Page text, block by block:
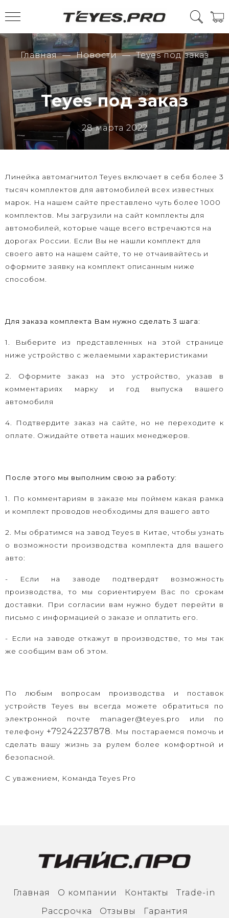
Главная Новости Teyes под заказ
Teyes под заказ
28 марта 2022
Линейка автомагнитол Teyes включает в себя более 3
тысяч комплектов для автомобилей всех известных
марок. На нашем сайте преставлено чуть более 1000
комплектов. Мы загрузили на сайт комплекты для
автомобилей, которые чаще всего встречаются на
дорогах России. Если Вы не нашли комплект для
своего авто на нашем сайте, то не отчаивайтесь и
оформите заявку на комплект описанным ниже
способом.
Для заказа комплекта Вам нужно сделать 3 шага:
1. Выберите из представленных на этой странице
ниже устройство с желаемыми характеристиками
2. Оформите заказ на это устройство, указав в
комментариях марку и год выпуска вашего
автомобиля
4. Подтвердите заказ на сайте, но не переходите к
оплате. Ожидайте ответа наших менеджеров.
После этого мы выполним свою за работу:
1. По комментариям в заказе мы поймем какая рамка
и комплект проводов необходимы для вашего авто
2. Мы обратимся на завод Teyes в Китае, чтобы узнать
о возможности производства комплекта для вашего
авто:
- Если на заводе подтвердят возможность
производства, то мы сориентируем Вас по срокам
доставки. При согласии вам нужно будет перейти в
письмо с информацией о заказе и оплатить его.
- Если на заводе откажут в производстве, то мы так
же сообщим вам об этом.
По любым вопросам производства и поставок
устройств Teyes вы всегда можете обратиться по
электронной почте manager@teyes.pro
или по
телефону +79242237878
Мы постараемся помочь и
сделать вашу жизнь за рулем более комфортной и
безопасной.
С уважением, Команда Teyes Pro
Главная О компании Контакты
Trade-in
Рассрочка
Отзывы Гарантия